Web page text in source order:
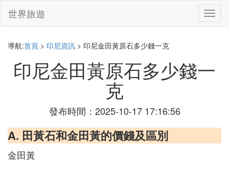
切
換
世界旅遊
導航:首頁 > 印尼資訊 > 印尼金田黃原石多少錢一克
印尼金田黃原石多少錢一
克
發布時間：2025-10-17 17:16:56
A. 田黃石和金田黃的價錢及區別
金田黃